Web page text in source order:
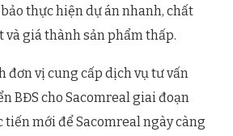
thực hiện dự án nhanh, chất
và giá thành sản phẩm thấp.
đơn vị cung cấp dịch vụ tư vấn
BĐS cho Sacomreal giai đoạn
tiến mới để Sacomreal ngày càng